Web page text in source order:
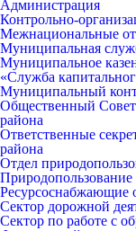
Администрация
Контрольно-
Межнациональные
Муниципальная
Муниципальное
«Служба
Муниципальный
Общественный
района
Ответственные
района
Отдел
Природопользование
Ресурсоснабжающие
Сектор дорожной
Сектор по работе с